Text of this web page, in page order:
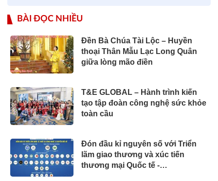
BÀI ĐỌC NHIỀU
Đền Bà Chúa Tài Lộc – Huyền
thoại Thân Mẫu Lạc Long Quân
giữa lòng mão điền
T&E GLOBAL – Hành trình kiến
tạo tập đoàn công nghệ sức khỏe
toàn cầu
Đón đầu kỉ nguyên số với Triển
lãm giao thương và xúc tiến
thương mại Quốc tế -